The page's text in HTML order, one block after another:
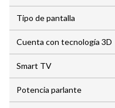
Tipo de pantalla
Cuenta con tecnología 3D
Smart TV
Potencia parlante